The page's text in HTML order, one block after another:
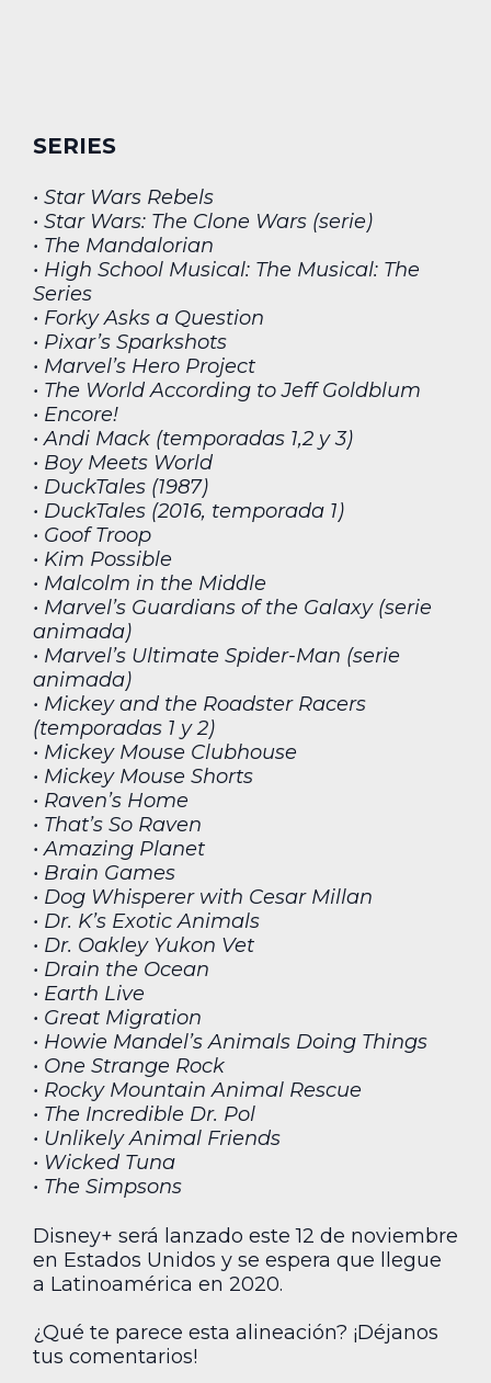
SERIES
• Star Wars Rebels
• Star Wars: The Clone Wars (serie)
• The Mandalorian
• High School Musical: The Musical: The
Series
• Forky Asks a Question
• Pixar’s Sparkshots
• Marvel’s Hero Project
• The World According to Jeff Goldblum
• Encore!
• Andi Mack (temporadas 1,2 y 3)
• Boy Meets World
• DuckTales (1987)
• DuckTales (2016, temporada 1)
• Goof Troop
• Kim Possible
• Malcolm in the Middle
• Marvel’s Guardians of the Galaxy (serie
animada)
• Marvel’s Ultimate Spider-Man (serie
animada)
• Mickey and the Roadster Racers
(temporadas 1 y 2)
• Mickey Mouse Clubhouse
• Mickey Mouse Shorts
• Raven’s Home
• That’s So Raven
• Amazing Planet
• Brain Games
• Dog Whisperer with Cesar Millan
• Dr. K’s Exotic Animals
• Dr. Oakley Yukon Vet
• Drain the Ocean
• Earth Live
• Great Migration
• Howie Mandel’s Animals Doing Things
• One Strange Rock
• Rocky Mountain Animal Rescue
• The Incredible Dr. Pol
• Unlikely Animal Friends
• Wicked Tuna
• The Simpsons
Disney+ será lanzado este 12 de noviembre
en Estados Unidos y se espera que llegue
a Latinoamérica en 2020.
¿Qué te parece esta alineación? ¡Déjanos
tus comentarios!